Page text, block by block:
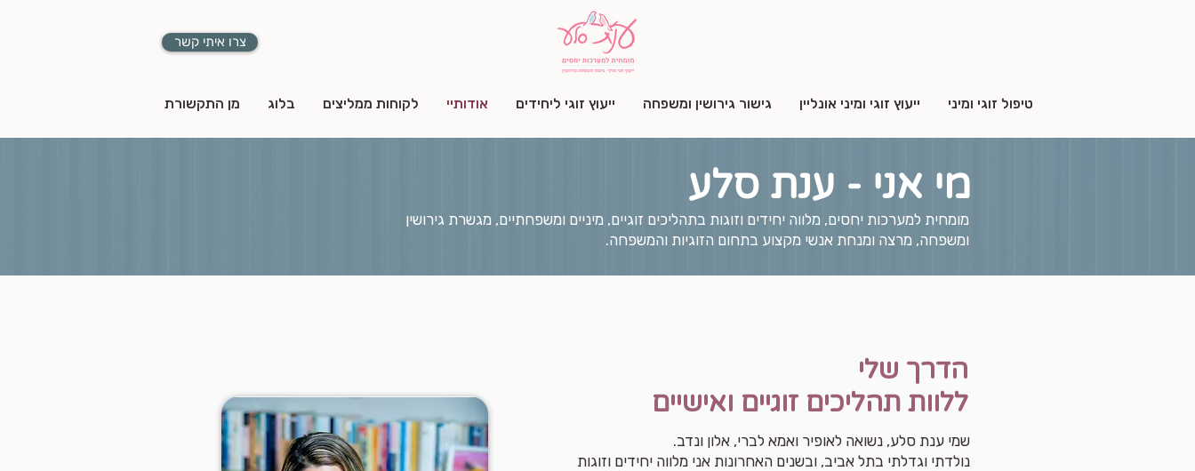
צרו איתי קשר
טיפול זוגי ומיני ייעוץ זוגי ומיני אונליין גישור גירושין ומשפחה ייעוץ זוגי ליחידים אודותיי לקוחות ממליצים בלוג מן התקשורת
מי אני - ענת סלע
מומחית למערכות יחסים, מלווה יחידים וזוגות בתהליכים זוגיים, מיניים ומשפחתיים, מגשרת גירושין
ומשפחה, מרצה ומנחת אנשי מקצוע בתחום הזוגיות והמשפחה.
הדרך שלי
ללוות תהליכים זוגיים ואישיים
שמי ענת סלע, נשואה לאופיר ואמא לברי, אלון ונדב.
נולדתי וגדלתי בתל אביב, ובשנים האחרונות אני מלווה יחידים וזוגות